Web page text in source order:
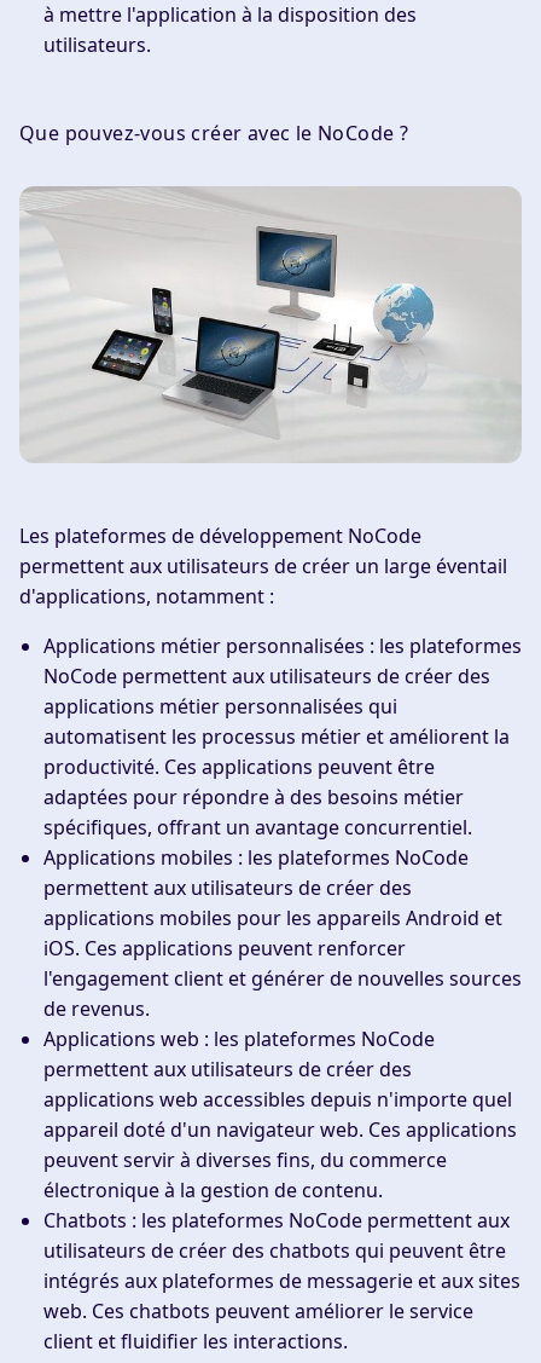
à mettre l'application à la disposition des
utilisateurs.
Que pouvez-vous créer avec le NoCode ?
Les plateformes de développement NoCode
permettent aux utilisateurs de créer un large éventail
d'applications, notamment :
Applications métier personnalisées : les plateformes
NoCode permettent aux utilisateurs de créer des
applications métier personnalisées qui
automatisent les processus métier et améliorent la
productivité. Ces applications peuvent être
adaptées pour répondre à des besoins métier
spécifiques, offrant un avantage concurrentiel.
Applications mobiles : les plateformes NoCode
permettent aux utilisateurs de créer des
applications mobiles pour les appareils Android et
iOS. Ces applications peuvent renforcer
l'engagement client et générer de nouvelles sources
de revenus.
Applications web : les plateformes NoCode
permettent aux utilisateurs de créer des
applications web accessibles depuis n'importe quel
appareil doté d'un navigateur web. Ces applications
peuvent servir à diverses fins, du commerce
électronique à la gestion de contenu.
Chatbots : les plateformes NoCode permettent aux
utilisateurs de créer des chatbots qui peuvent être
intégrés aux plateformes de messagerie et aux sites
web. Ces chatbots peuvent améliorer le service
client et fluidifier les interactions.